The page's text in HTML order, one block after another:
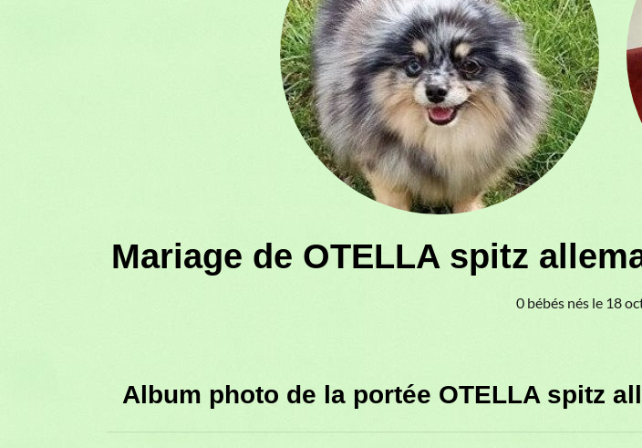
Mariage de OTELLA spitz
0 bébés nés le 18
Album photo de la portée OTELLA spitz